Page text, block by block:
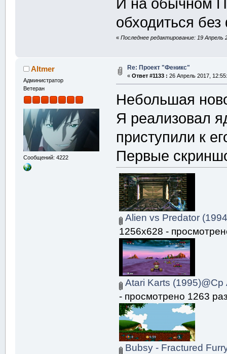
И на обычном
обходиться
«Последнее редактирование: 19 Апрель
Altmer
Администратор
Ветеран
Сообщений: 4222
Re: Проект "Феникс"
« Ответ #1133 : 26 Апрель 2017,
Небольшая
Я реализовал
приступили к
Первые
Alien vs Predator
1256x628 -
Atari Karts (1995)@Ср
- просмотрено 1263
Bubsy - Fractured